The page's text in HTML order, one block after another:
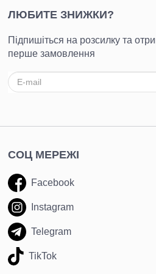
ЛЮБИТЕ ЗНИЖКИ?
Підпишіться на розсилку та
перше замовлення
СОЦ МЕРЕЖІ
Facebook
Instagram
Telegram
TikTok